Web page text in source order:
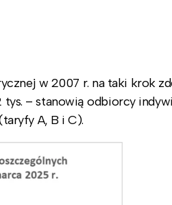
w 2007 r. na taki krok
– stanowią odbiorcy
A, B i C).